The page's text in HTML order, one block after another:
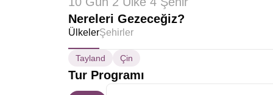
Nereleri Gezeceğiz?
ÜlkelerŞehirler
Tayland Çin
Tur Programı